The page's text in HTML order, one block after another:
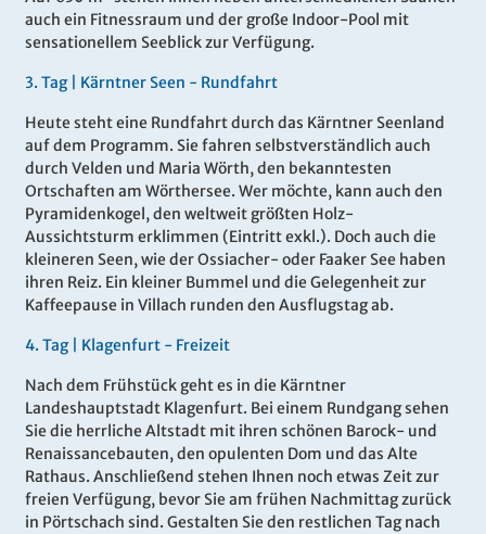
auch ein Fitnessraum und der große Indoor-Pool mit
sensationellem Seeblick zur Verfügung.
3. Tag | Kärntner Seen - Rundfahrt
Heute steht eine Rundfahrt durch das Kärntner Seenland
auf dem Programm. Sie fahren selbstverständlich auch
durch Velden und Maria Wörth, den bekanntesten
Ortschaften am Wörthersee. Wer möchte, kann auch den
Pyramidenkogel, den weltweit größten Holz-
Aussichtsturm erklimmen (Eintritt exkl.). Doch auch die
kleineren Seen, wie der Ossiacher- oder Faaker See haben
ihren Reiz. Ein kleiner Bummel und die Gelegenheit zur
Kaffeepause in Villach runden den Ausflugstag ab.
4. Tag | Klagenfurt - Freizeit
Nach dem Frühstück geht es in die Kärntner
Landeshauptstadt Klagenfurt. Bei einem Rundgang sehen
Sie die herrliche Altstadt mit ihren schönen Barock- und
Renaissancebauten, den opulenten Dom und das Alte
Rathaus. Anschließend stehen Ihnen noch etwas Zeit zur
freien Verfügung, bevor Sie am frühen Nachmittag zurück
in Pörtschach sind. Gestalten Sie den restlichen Tag nach